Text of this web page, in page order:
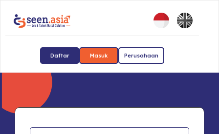
Daftar Masuk Perusahaan